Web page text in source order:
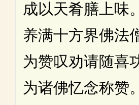
成以天肴膳上味
养满十方界佛法
为赞叹劝请随喜
为诸佛忆念称赞